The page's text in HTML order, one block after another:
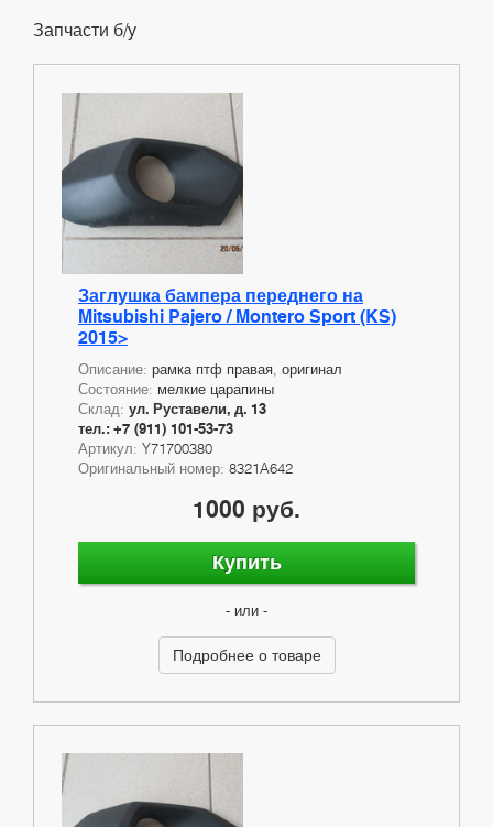
Запчасти б/у
Заглушка бампера переднего на
Mitsubishi Pajero / Montero Sport (KS)
2015>
Описание: рамка птф правая, оригинал
Состояние: мелкие царапины
Склад: ул. Руставели, д. 13
тел.: +7 (911) 101-53-73
Артикул: Y71700380
Оригинальный номер: 8321A642
1000 руб.
Купить
- или -
Подробнее о товаре